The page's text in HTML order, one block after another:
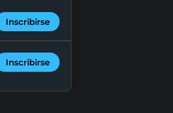
Inscribirse
Inscribirse